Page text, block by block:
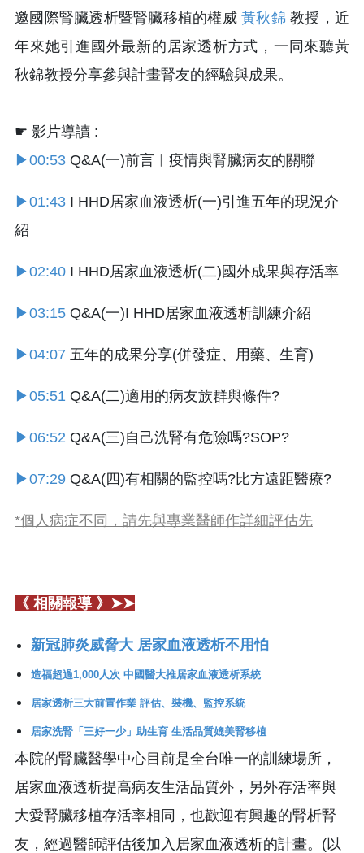
邀國際腎臟透析暨腎臟移植的權威黃秋錦教授，近
年來她引進國外最新的居家透析方式，一同來聽黃
秋錦教授分享參與計畫腎友的經驗與成果。
☛ 影片導讀 :
▶00:53 Q&A(一)前言︱疫情與腎臟病友的關聯
▶01:43 I HHD居家血液透析(一)引進五年的現況介
紹
▶02:40 I HHD居家血液透析(二)國外成果與存活率
▶03:15 Q&A(一)I HHD居家血液透析訓練介紹
▶04:07 五年的成果分享(併發症、用藥、生育)
▶05:51 Q&A(二)適用的病友族群與條件?
▶06:52 Q&A(三)自己洗腎有危險嗎?SOP?
▶07:29 Q&A(四)有相關的監控嗎?比方遠距醫療?
*個人病症不同，請先與專業醫師作詳細評估先
《 相關報導 》➤➤
新冠肺炎威脅大 居家血液透析不用怕
造福超過1,000人次 中國醫大推居家血液透析系統
居家透析三大前置作業 評估、裝機、監控系統
居家洗腎「三好一少」助生育 生活品質媲美腎移植
本院的腎臟醫學中心目前是全台唯一的訓練場所，
居家血液透析提高病友生活品質外，另外存活率與
大愛腎臟移植存活率相同，也歡迎有興趣的腎析腎
友，經過醫師評估後加入居家血液透析的計畫。(以